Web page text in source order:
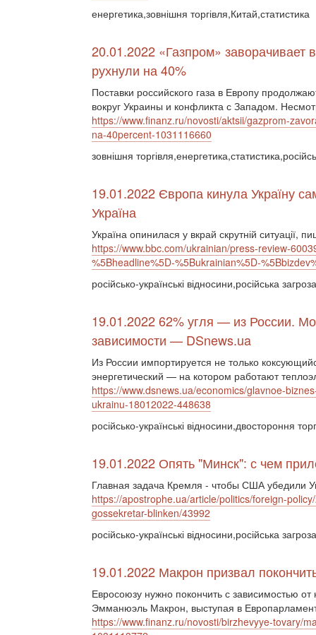
енергетика,зовнішня торгівля,Китай,статистика
20.01.2022 «Газпром» заворачивает
рухнули на 40%
Поставки российского газа в Европу
вокруг Украины и конфликта с Западом.
https://www.finanz.ru/novosti/aktsii/gazprom-
na-40percent-1031116660
зовнішня
19.01.2022 Європа кинула Україну
Україна
Україна опинилася у вкрай скрутній ситуації,
https://www.bbc.com/ukrainian/press-review-
%5Bheadline%5D-%5Bukrainian%5D-
російсько-українські відносини,російська
19.01.2022 62% угля — из России.
зависимости — DSnews.ua
Из России импортируется не только
энергетический — на котором работают
https://www.dsnews.ua/economics/glavnoe-
ukrainu-18012022-448638
російсько-українські відносини,двостороння
19.01.2022 Опять "Минск": с чем
Главная задача Кремля - чтобы США убедили
https://apostrophe.ua/article/politics/foreign-
gossekretar-blinken/43992
російсько-українські відносини,російська
19.01.2022 Макрон призвал
Евросоюзу нужно покончить с зависимостью
Эмманюэль Макрон, выступая в
https://www.finanz.ru/novosti/birzhevyye-tovary/